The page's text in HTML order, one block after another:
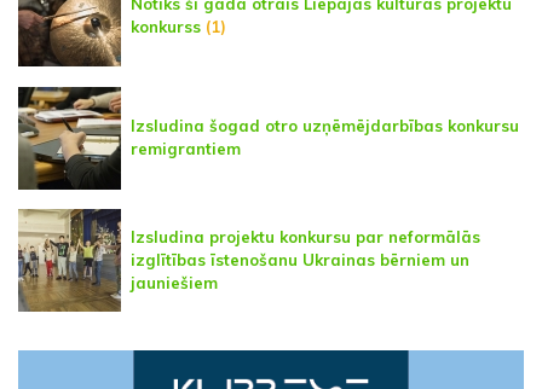
Notiks šī gada otrais Liepājas kultūras projektu
konkurss (1)
Izsludina šogad otro uzņēmējdarbības konkursu
remigrantiem
Izsludina projektu konkursu par neformālās
izglītības īstenošanu Ukrainas bērniem un
jauniešiem